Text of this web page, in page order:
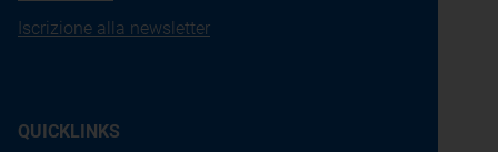
Iscrizione alla newsletter
QUICKLINKS